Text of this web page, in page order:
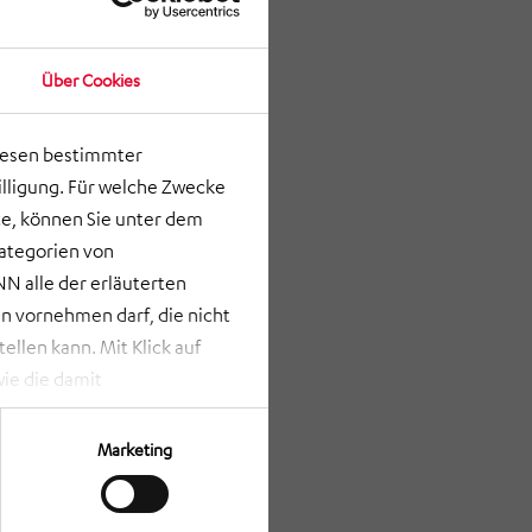
Über Cookies
bestimmter
Für welche Zwecke
können Sie unter dem
von
alle der erläuterten
vornehmen darf, die nicht
kann. Mit Klick auf
die damit
bei Klick auf „ANPASSEN“
nur die Informationen
gestellt werden
Schaltfläche am unteren
Marketing